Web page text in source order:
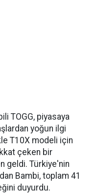
TOGG, piyasaya
yoğun ilgi
T10X modeli için
çeken bir
geldi. Türkiye'nin
Bambi, toplam 41
duyurdu.